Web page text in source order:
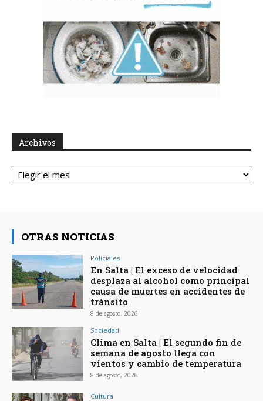
Archivos
Archivos
OTRAS NOTICIAS
Policiales
En Salta | El exceso de velocidad
desplaza al alcohol como principal
causa de muertes en accidentes de
tránsito
8 de agosto, 2026
Sociedad
Clima en Salta | El segundo fin de
semana de agosto llega con
vientos y cambio de temperatura
8 de agosto, 2026
Cultura